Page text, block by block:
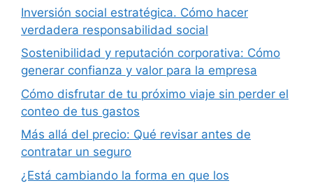
Inversión social estratégica. Cómo hacer
verdadera responsabilidad social
Sostenibilidad y reputación corporativa: Cómo
generar confianza y valor para la empresa
Cómo disfrutar de tu próximo viaje sin perder el
conteo de tus gastos
Más allá del precio: Qué revisar antes de
contratar un seguro
¿Está cambiando la forma en que los